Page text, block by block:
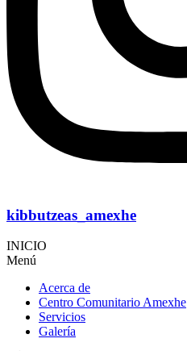
kibbutzeas_amexhe
INICIO
Menú
Acerca de
Centro Comunitario Amexhe
Servicios
Galería